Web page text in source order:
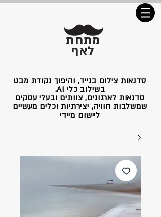
מתחת
לאף
סדנאות צילום בנייד, והיפוך נקודת מבט
בשילוב כלי AI.
סדנאות לארגונים, צוותים ובעלי עסקים
שמשלבות חוויה, יצירתיות וכלים מעשיים
ליישום מיידי